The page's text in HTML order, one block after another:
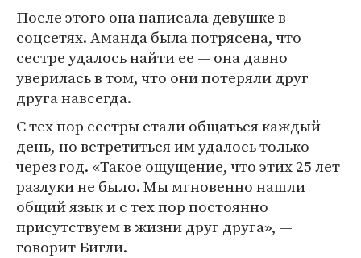
После этого она написала девушке в
соцсетях. Аманда была потрясена, что
сестре удалось найти ее — она давно
уверилась в том, что они потеряли друг
друга навсегда.
С тех пор сестры стали общаться каждый
день, но встретиться им удалось только
через год. «Такое ощущение, что этих 25 лет
разлуки не было. Мы мгновенно нашли
общий язык и с тех пор постоянно
присутствуем в жизни друг друга», —
говорит Бигли.